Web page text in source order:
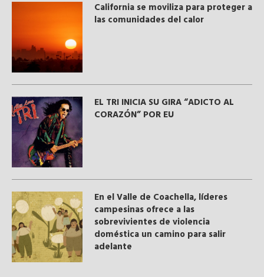
California se moviliza para proteger a
las comunidades del calor
EL TRI INICIA SU GIRA “ADICTO AL
CORAZÓN” POR EU
En el Valle de Coachella, líderes
campesinas ofrece a las
sobrevivientes de violencia
doméstica un camino para salir
adelante